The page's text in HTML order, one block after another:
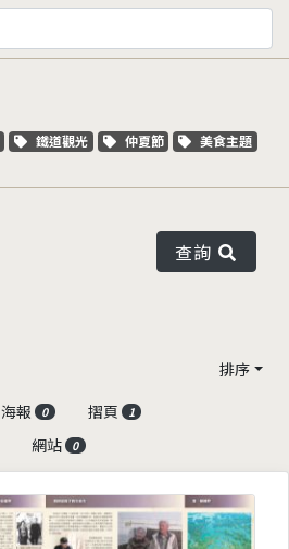
關鍵字標籤
鐵道觀光 關鍵字標籤
仲夏節 關鍵字標籤
美食主題
查詢
排序
海報 0 摺頁 1
網站 0